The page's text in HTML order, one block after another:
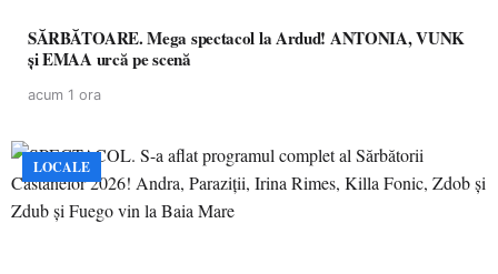
SĂRBĂTOARE. Mega spectacol la Ardud! ANTONIA, VUNK
și EMAA urcă pe scenă
acum 1 ora
LOCALE